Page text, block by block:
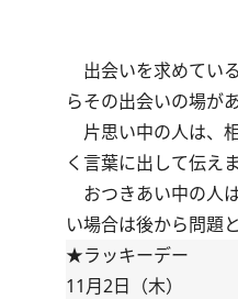
出会いを求めてい
らその出会いの場が
片思い中の人は、
く言葉に出して伝え
おつきあい中の人
い場合は後から問題
★ラッキーデー
11月2日（木）